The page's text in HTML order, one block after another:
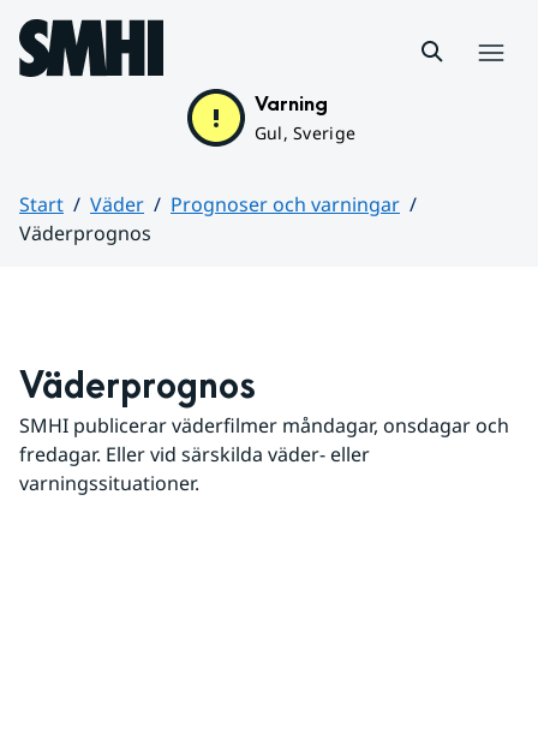
Hoppa till sidans innehåll
Varning
Gul, Sverige
Start Väder
Prognoser och varningar
Väderprognos
Väderprognos
SMHI publicerar väderfilmer måndagar, onsdagar och
fredagar. Eller vid särskilda väder- eller
varningssituationer.